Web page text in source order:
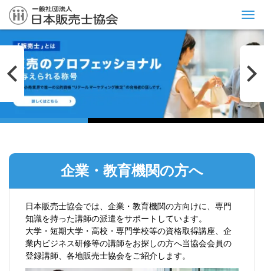
企業・教育機関の方へ
日本販売士協会では、企業・教育機関の方向けに、専門
知識を持った講師の派遣をサポートしています。
大学・短期大学・高校・専門学校等の資格取得講座、企
業内ビジネス研修等の講師をお探しの方へ当協会会員の
登録講師、各地販売士協会をご紹介します。